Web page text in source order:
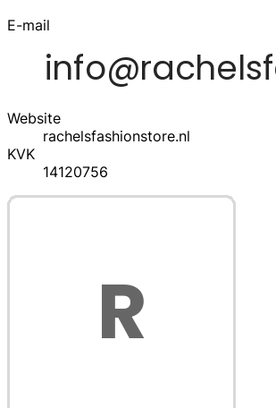
E-mail
Website
rachelsfashionstore.nl
KVK
14120756